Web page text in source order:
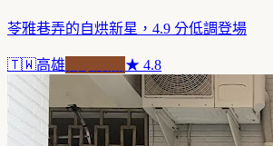
苓雅巷弄的自烘新星，4.9 分低調登場
🇹🇼高雄 ★ 4.8